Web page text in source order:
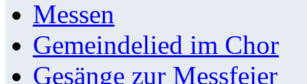
Messen
Gemeindelied im Chor
Gesänge zur Messfeier